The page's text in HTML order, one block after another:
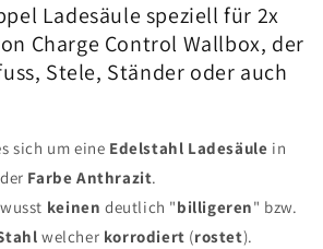
Ladesäule speziell für 2x
Charge Control Wallbox, der
Stele, Ständer oder auch
sich um eine Edelstahl Ladesäule in
der Farbe Anthrazit.
keinen deutlich "billigeren" bzw.
welcher korrodiert (rostet).